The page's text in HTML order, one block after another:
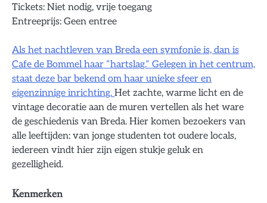
Tickets: Niet nodig, vrije toegang
Entreeprijs: Geen entree
Als het nachtleven van Breda een symfonie is, dan is
Cafe de Bommel haar “hartslag.” Gelegen in het centrum,
staat deze bar bekend om haar unieke sfeer en
eigenzinnige inrichting. Het zachte, warme licht en de
vintage decoratie aan de muren vertellen als het ware
de geschiedenis van Breda. Hier komen bezoekers van
alle leeftijden: van jonge studenten tot oudere locals,
iedereen vindt hier zijn eigen stukje geluk en
gezelligheid.
Kenmerken